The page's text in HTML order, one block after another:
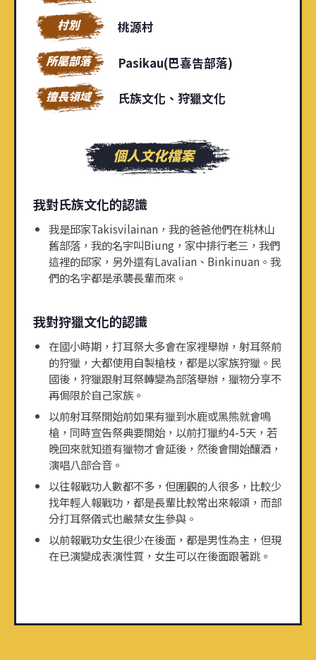
桃源村
Pasikau(巴喜告部落)
氏族文化、狩獵文化
我對氏族文化的認識
我是邱家Takisvilainan，我的爸爸他們在桃林山
舊部落，我的名字叫Biung，家中排行老三，我們
這裡的邱家，另外還有Lavalian、Binkinuan。我
們的名字都是承襲長輩而來。
我對狩獵文化的認識
在國小時期，打耳祭大多會在家裡舉辦，射耳祭前
的狩獵，大都使用自製槍枝，都是以家族狩獵。民
國後，狩獵跟射耳祭轉變為部落舉辦，獵物分享不
再侷限於自己家族。
以前射耳祭開始前如果有獵到水鹿或黑熊就會鳴
槍，同時宣告祭典要開始，以前打獵約4-5天，若
晚回來就知道有獵物才會延後，然後會開始釀酒，
演唱八部合音。
以往報戰功人數都不多，但圍觀的人很多，比較少
找年輕人報戰功，都是長輩比較常出來報頌，而部
分打耳祭儀式也嚴禁女生參與。
以前報戰功女生很少在後面，都是男性為主，但現
在已演變成表演性質，女生可以在後面跟著跳。